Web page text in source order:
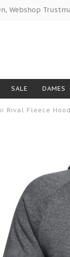
Webshop
SALE DAMES
Rival Fleece